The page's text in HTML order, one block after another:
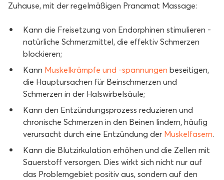
Zuhause, mit der regelmäßigen Pranamat Massage:
Kann die Freisetzung von Endorphinen stimulieren -
natürliche Schmerzmittel, die effektiv Schmerzen
blockieren;
Kann Muskelkrämpfe und -spannungen beseitigen,
die Hauptursachen für Beinschmerzen und
Schmerzen in der Halswirbelsäule;
Kann den Entzündungsprozess reduzieren und
chronische Schmerzen in den Beinen lindern, häufig
verursacht durch eine Entzündung der Muskelfasern.
Kann die Blutzirkulation erhöhen und die Zellen mit
Sauerstoff versorgen. Dies wirkt sich nicht nur auf
das Problemgebiet positiv aus, sondern auf den